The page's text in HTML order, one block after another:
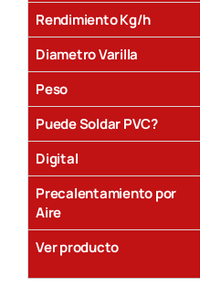
Rendimiento Kg/h
Diametro Varilla
Peso
Puede Soldar PVC?
Digital
Precalentamiento por
Aire
Ver producto